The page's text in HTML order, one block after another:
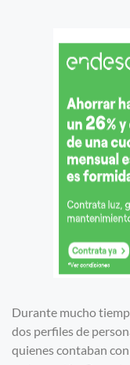
Durante mucho
dos perfiles de
quienes contaban